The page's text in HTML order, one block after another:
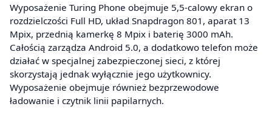
Wyposażenie Turing Phone obejmuje 5,5-calowy ekran o
rozdzielczości Full HD, układ Snapdragon 801, aparat 13
Mpix, przednią kamerkę 8 Mpix i baterię 3000 mAh.
Całością zarządza Android 5.0, a dodatkowo telefon może
działać w specjalnej zabezpieczonej sieci, z której
skorzystają jednak wyłącznie jego użytkownicy.
Wyposażenie obejmuje również bezprzewodowe
ładowanie i czytnik linii papilarnych.